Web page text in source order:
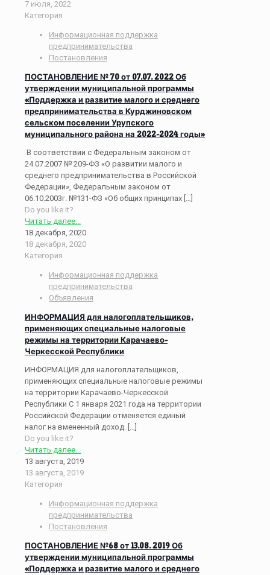
7 июля, 2022
Категория
Информационная поддержка
предпринимательства
Постановления
ПОСТАНОВЛЕНИЕ № 70 от 07.07. 2022 Об
утверждении муниципальной программы
«Поддержка и развитие малого и среднего
предпринимательства в Курджиновском
сельском поселении Урупского
муниципального района на 2022-2024 годы»
В соответствии с Федеральным законом от
24.07.2007 № 209-ФЗ «О развитии малого и
среднего предпринимательства в Российской
Федерации», Федеральным законом от
06.10.2003г. №131-ФЗ «Об общих принципах
Do you like it?
Читать далее...
18 декабря, 2020
18 декабря, 2020
Категория
Информационная поддержка
предпринимательства
Объявления
ИНФОРМАЦИЯ для налогоплательщиков,
применяющих специальные налоговые
режимы на территории Карачаево-
Черкесской Республики
ИНФОРМАЦИЯ для налогоплательщиков,
применяющих специальные налоговые режимы
на территории Карачаево-Черкесской
Республики С 1 января 2021 года на территории
Российской Федерации отменяется единый
налог на вмененный доход. […]
Do you like it?
Читать далее...
13 августа, 2019
13 августа, 2019
Категория
Информационная поддержка
предпринимательства
Постановления
ПОСТАНОВЛЕНИЕ №68 от 13.08. 2019 Об
утверждении муниципальной программы
«Поддержка и развитие малого и среднего